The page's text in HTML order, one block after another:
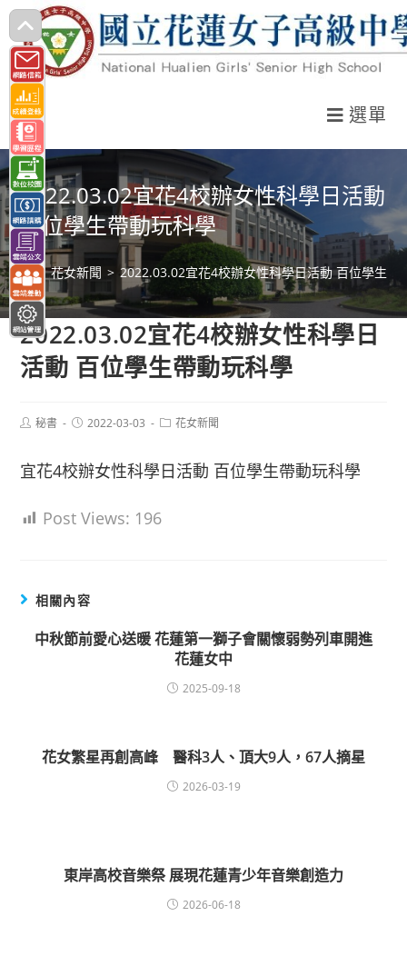
跳
轉
至
主
要
內
容
選單
2022.03.02宜花4校辦女性科學日活動
百位學生帶動玩科學
> 花女新聞 > 2022.03.02宜花4校辦女性科學日活動 百位學生帶
2022.03.02宜花4校辦女性科學日
活動 百位學生帶動玩科學
Post秘書
Post2022-03-03
Post花女新聞
宜花4校辦女性科學日活動 百位學生帶動玩科學
Post Views: 196
相關內容
中秋節前愛心送暖 花蓮第一獅子會關懷弱勢列車開進
花蓮女中
2025-09-18
花女繁星再創高峰 醫科3人、頂大9人，67人摘星
2026-03-19
東岸高校音樂祭 展現花蓮青少年音樂創造力
2026-06-18